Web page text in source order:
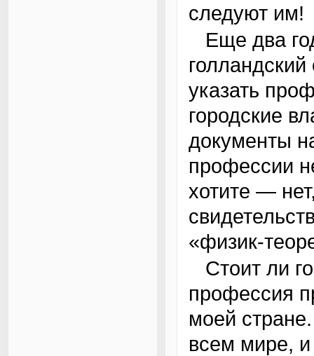
следуют им!
Еще два года спустя, в 1957, я женился, и
указать
городские
документы
профессии
хотите —
«физик-
Стоит ли говорить о том, как медленно
профессия
моей
всем мире,